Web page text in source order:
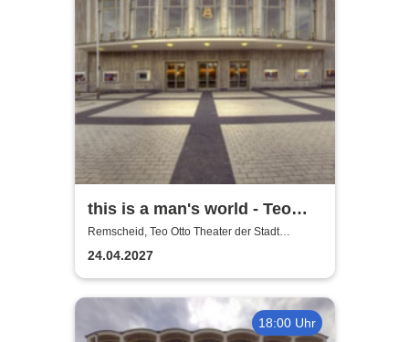
this is a man's world - Teo
Otto Theater
Remscheid, Teo Otto Theater der Stadt
Remscheid
24.04.2027
18:00 Uhr